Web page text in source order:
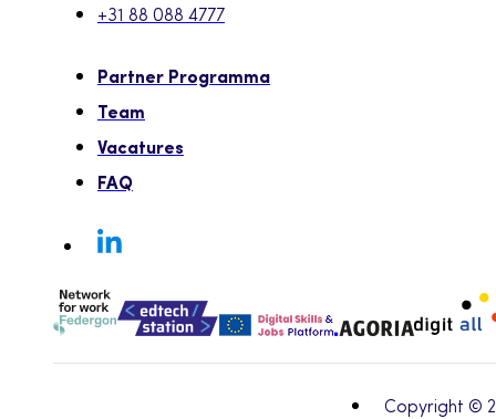
+31 88 088 4777
Partner Programma
Team
Vacatures
FAQ
Copyright ©